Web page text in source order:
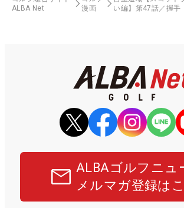
ALBA Net
漫画
い編】第47話／握手
ALBAゴルフニュ
メルマガ登録は